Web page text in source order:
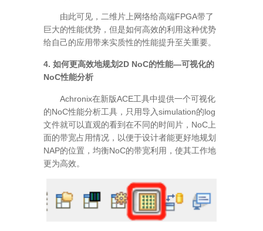
由此可见，二维片上网络给高端FPGA带了
巨大的性能优势，但是如何高效的利用这种优势
给自己的应用带来实质性的性能提升至关重要。
4. 如何更高效地规划2D NoC的性能—可视化的
NoC性能分析
Achronix在新版ACE工具中提供一个可视化
的NoC性能分析工具，只用导入simulation的log
文件就可以直观的看到在不同的时间片，NoC上
面的带宽占用情况，以便于设计者能更好地规划
NAP的位置，均衡NoC的带宽利用，使其工作地
更为高效。